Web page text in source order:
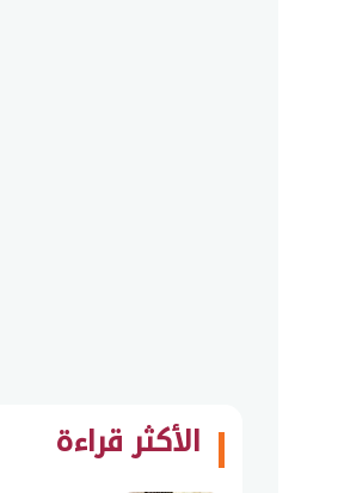
الأكثر قراءة